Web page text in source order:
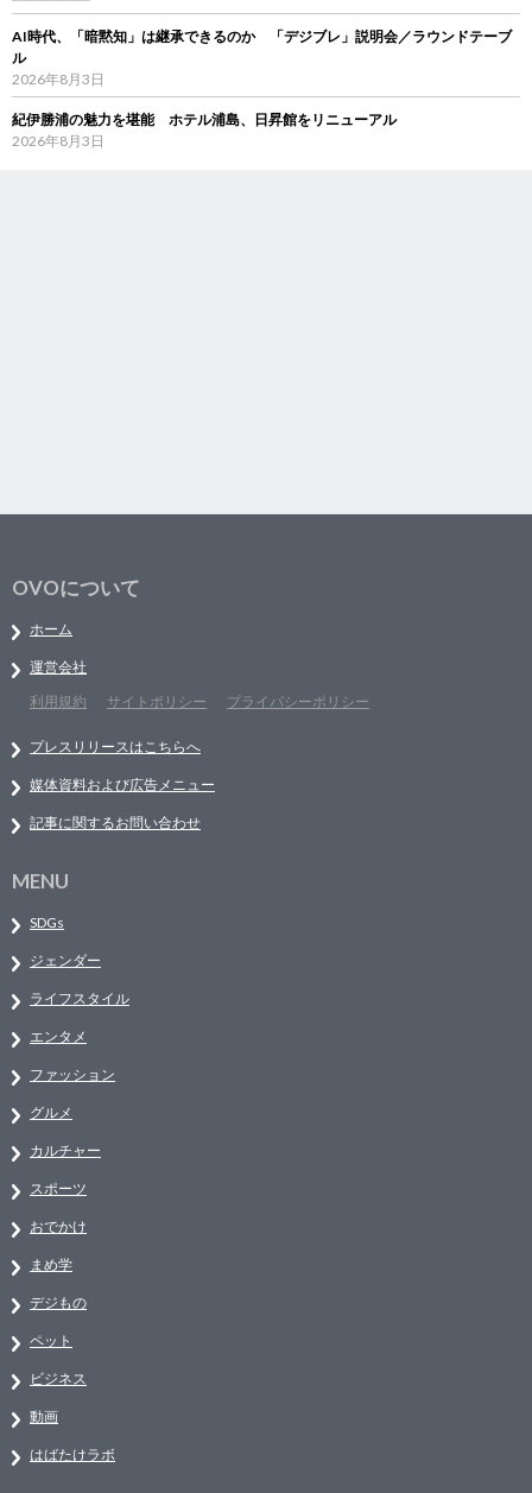
AI時代、「暗黙知」は継承できるのか 「デジブレ」説明会／ラウンドテーブ
ル
2026年8月3日
紀伊勝浦の魅力を堪能 ホテル浦島、日昇館をリニューアル
2026年8月3日
OVOについて
ホーム
運営会社
利用規約
サイトポリシー プライバシーポリシー
プレスリリースはこちらへ
媒体資料および広告メニュー
記事に関するお問い合わせ
MENU
SDGs
ジェンダー
ライフスタイル
エンタメ
ファッション
グルメ
カルチャー
スポーツ
おでかけ
まめ学
デジもの
ペット
ビジネス
動画
はばたけラボ